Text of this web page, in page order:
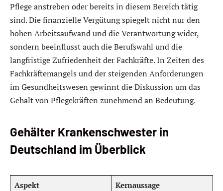
Pflege anstreben oder bereits in diesem Bereich tätig
sind. Die finanzielle Vergütung spiegelt nicht nur den
hohen Arbeitsaufwand und die Verantwortung wider,
sondern beeinflusst auch die Berufswahl und die
langfristige Zufriedenheit der Fachkräfte. In Zeiten des
Fachkräftemangels und der steigenden Anforderungen
im Gesundheitswesen gewinnt die Diskussion um das
Gehalt von Pflegekräften zunehmend an Bedeutung.
Gehälter Krankenschwester in
Deutschland im Überblick
Aspekt Kernaussage